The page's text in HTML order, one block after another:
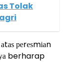
Tolak
реrеѕmіаn
berharap